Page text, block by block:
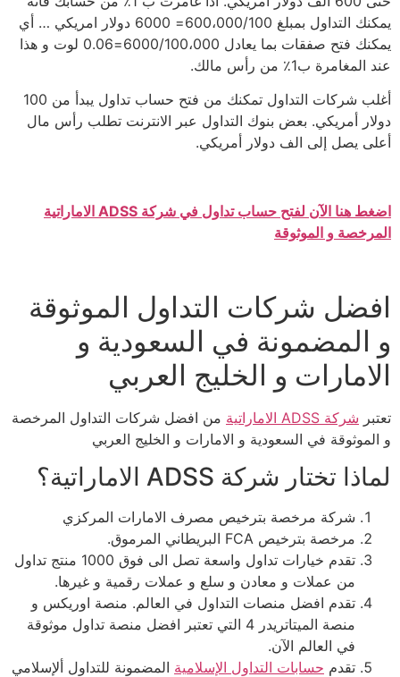
يمكنك التداول بمبلغ 600،000/100= 6000 دولار امريكي … أي
يمكنك فتح صفقات بما يعادل 6000/100،000=0.06 لوت و هذا
عند المغامرة ب1٪ من رأس مالك.
أغلب شركات التداول تمكنك من فتح حساب تداول يبدأ من 100
دولار أمريكي. بعض بنوك التداول عبر الانترنت تطلب رأس مال
أعلى يصل إلى الف دولار أمريكي.
اضغط هنا الآن لفتح حساب تداول في شركة ADSS الاماراتية
المرخصة و الموثوقة
افضل شركات التداول الموثوقة
و المضمونة في السعودية و
الامارات و الخليج العربي
تعتبر شركة ADSS الاماراتية
من افضل شركات التداول المرخصة
و الموثوقة في السعودية و الامارات و الخليج العربي
لماذا تختار شركة ADSS الاماراتية؟
شركة مرخصة بترخيص مصرف الامارات المركزي
مرخصة بترخيص FCA البريطاني المرموق.
تقدم خيارات تداول واسعة تصل الى فوق 1000 منتج تداول
من عملات و معادن و سلع و عملات رقمية و غيرها.
تقدم افضل منصات التداول في العالم. منصة اوريكس و
منصة الميتاتريدر 4 التي تعتبر افضل منصة تداول موثوقة
في العالم الآن.
تقدم حسابات التداول الإسلامية المضمونة للتداول ألإسلامي